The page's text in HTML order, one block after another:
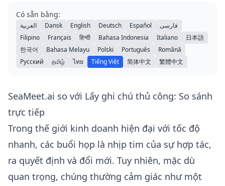
Có sẵn bằng:
العربية Dansk English Deutsch Español
فارسی
Filipino
Français हिन्दी Bahasa Indonesia Italiano
日本語
한국어
Bahasa Melayu Polski Português
Română
Русский
தமிழ் ไทย Tiếng Việt 简体中文 繁體中文
SeaMeet.ai so với Lấy ghi chú thủ công: So sánh
trực tiếp
Trong thế giới kinh doanh hiện đại với tốc độ
nhanh, các buổi họp là nhịp tim của sự hợp tác,
ra quyết định và đổi mới. Tuy nhiên, mặc dù
quan trọng, chúng thường cảm giác như một